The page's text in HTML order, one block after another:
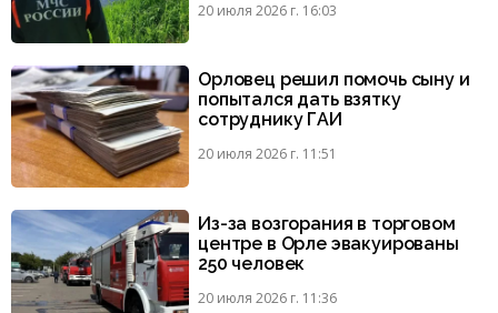
20 июля 2026 г. 16:03
Орловец решил помочь сыну и
попытался дать взятку
сотруднику ГАИ
20 июля 2026 г. 11:51
Из-за возгорания в торговом
центре в Орле эвакуированы
250 человек
20 июля 2026 г. 11:36